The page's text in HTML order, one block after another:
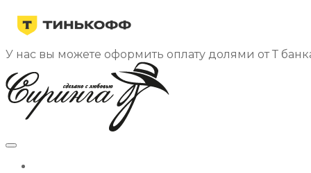
У нас вы можете оформить оплату долями от Т